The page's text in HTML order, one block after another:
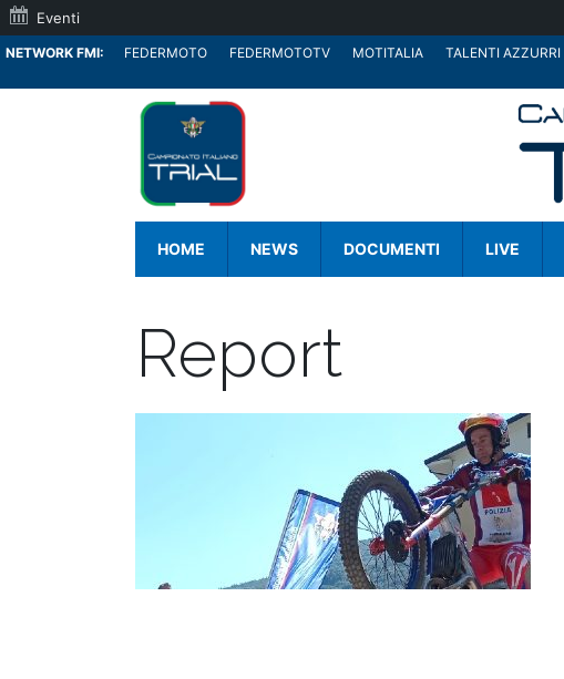
NETWORK FMI: FEDERMOTO FEDERMOTOTV MOTITALIA TALENTI AZZURRI
HOME NEWS DOCUMENTI LIVE
Report
Eventi